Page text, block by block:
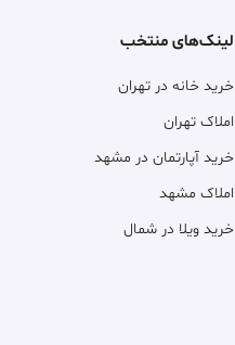
لینک‌های منتخب
خرید خانه در تهران
املاک تهران
خرید آپارتمان در مشهد
املاک مشهد
خرید ویلا در شمال